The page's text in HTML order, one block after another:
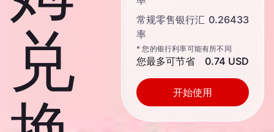
兑
常规零售银行汇
率
0.26433
* 您的银行利率可能有所不同
您最多可节省 0.74 USD
开始使用